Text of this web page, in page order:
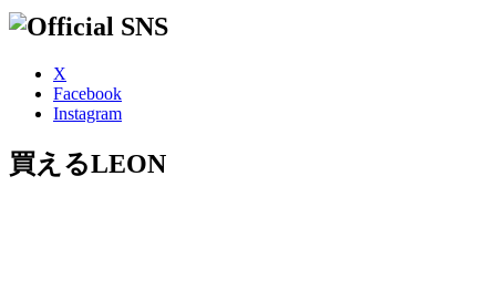
X
Facebook
Instagram
買えるLEON